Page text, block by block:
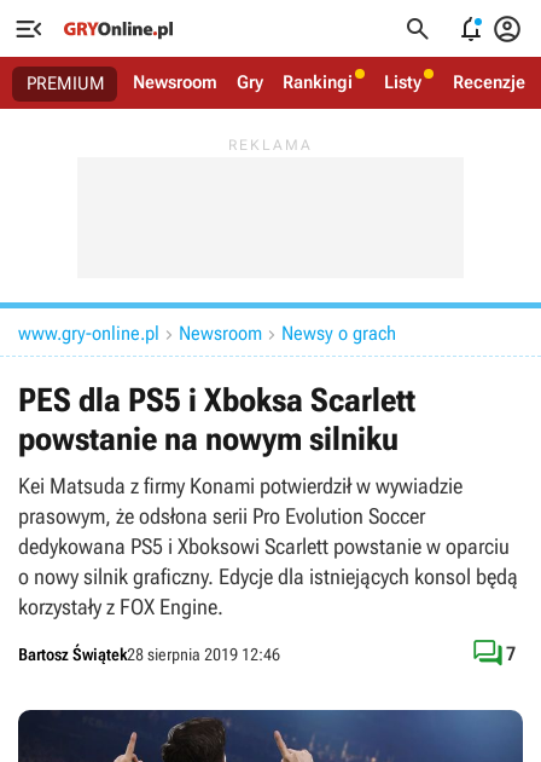
   
PREMIUM Newsroom Gry Rankingi Listy Recenzje
www.gry-online.pl  Newsroom  Newsy o grach
PES dla PS5 i Xboksa Scarlett
powstanie na nowym silniku
Kei Matsuda z firmy Konami potwierdził w wywiadzie
prasowym, że odsłona serii Pro Evolution Soccer
dedykowana PS5 i Xboksowi Scarlett powstanie w oparciu
o nowy silnik graficzny. Edycje dla istniejących konsol będą
korzystały z FOX Engine.
Bartosz Świątek28 sierpnia 2019 12:46 7